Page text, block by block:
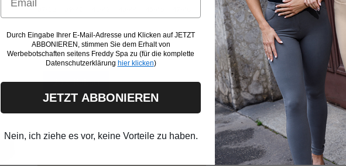
Trasl.40 Trasl.41 44
20% Rabatt
Durch Eingabe Ihrer E-Mail-Adresse und Klicken auf JETZT
ABBONIEREN, stimmen Sie dem Erhalt von
Werbebotschaften seitens Freddy Spa zu (für die komplette
Datenschutzerklärung hier klicken)
JETZT ABBONIEREN
Nein, ich ziehe es vor, keine Vorteile zu haben.